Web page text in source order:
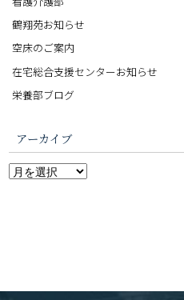
鶴翔苑お知らせ
空床のご案内
在宅総合支援センターお知らせ
栄養部ブログ
アーカイブ